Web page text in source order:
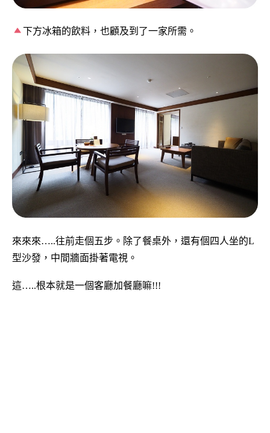
下方冰箱的飲料，也顧及到了一家所需。
來來來…..往前走個五步。除了餐桌外，還有個四人坐的L
型沙發，中間牆面掛著電視。
這…..根本就是一個客廳加餐廳嘛!!!